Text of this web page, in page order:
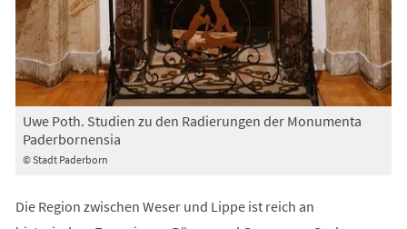
© Stadt Paderborn
Uwe Poth. Studien zu den Radierungen der Monumenta
Paderbornensia
Die Region zwischen Weser und Lippe ist reich an